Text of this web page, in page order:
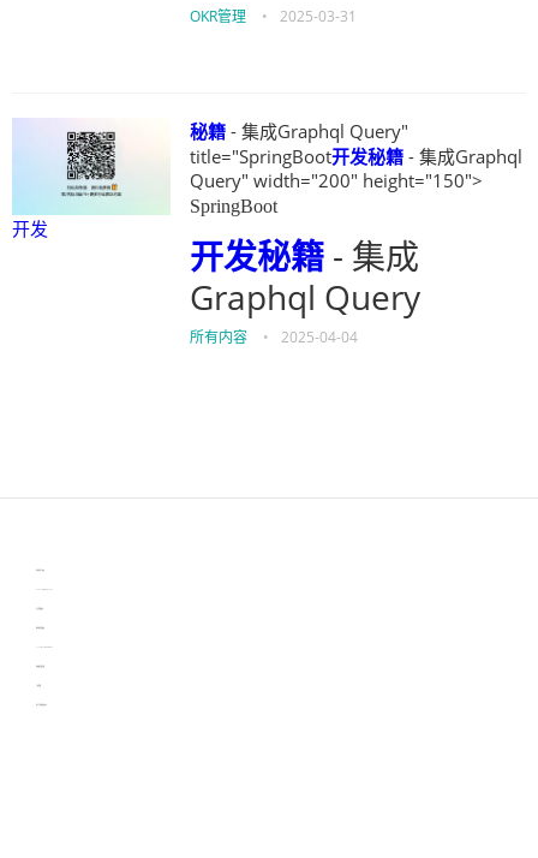
OKR管理 • 2025-03-31
开发
秘籍 - 集成Graphql Query"
title="SpringBoot开发秘籍 - 集成Graphql
Query" width="200" height="150">
SpringBoot
开发秘籍 - 集成
Graphql Query
所有内容 • 2025-04-04